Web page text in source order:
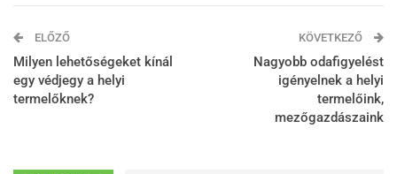
ELŐZŐ
Milyen lehetőségeket kínál
egy védjegy a helyi
termelőknek?
KÖVETKEZŐ
Nagyobb odafigyelést
igényelnek a helyi
termelőink,
mezőgazdászaink